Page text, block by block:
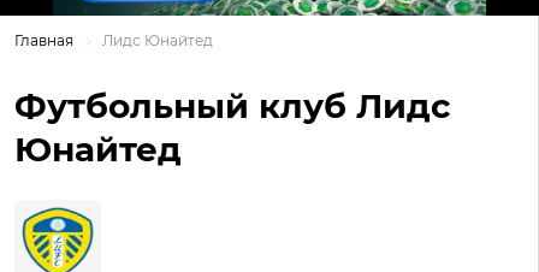
Главная Лидс Юнайтед
Футбольный клуб Лидс
Юнайтед